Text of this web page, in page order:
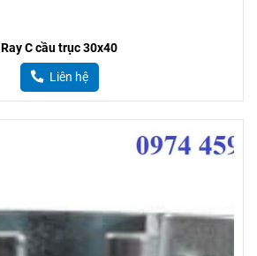
Ray C cầu trục 30x40
Liên hệ